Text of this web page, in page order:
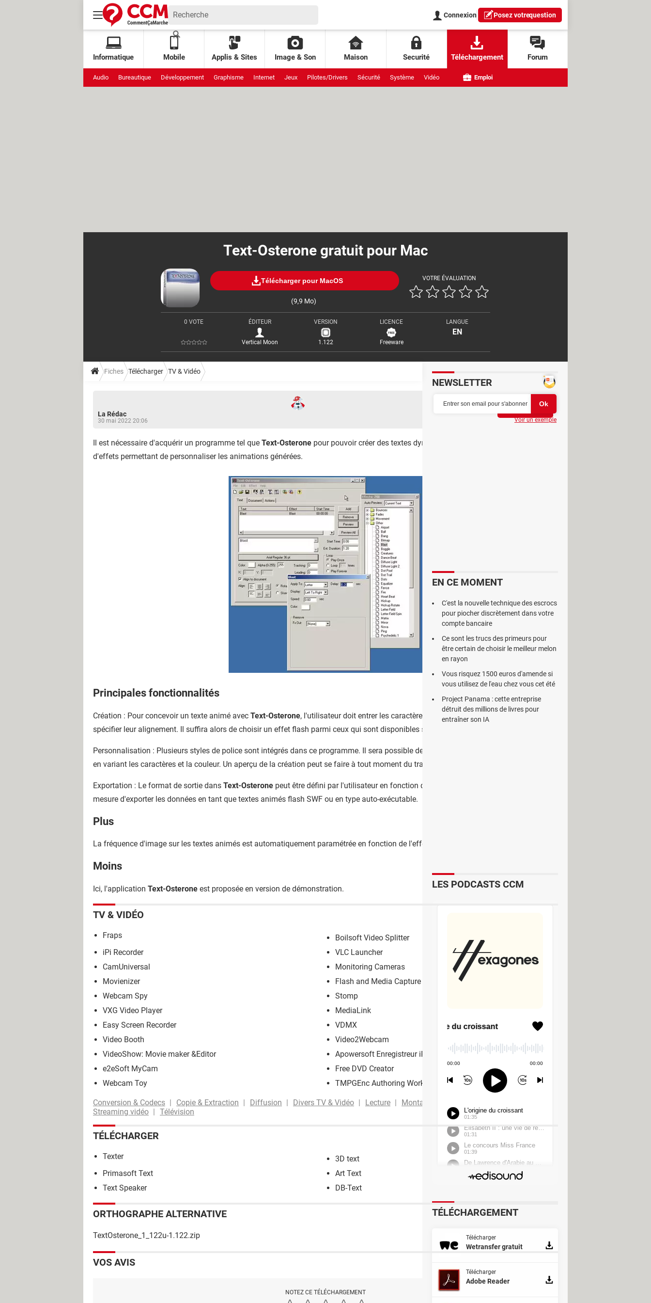
Connexion Posez votrequestion
Informatique Mobile Applis & Sites Image & Son Maison Securité Téléchargement Forum
Audio Bureautique Développement Graphisme Internet Jeux Pilotes/Drivers Sécurité Système Vidéo Emploi
Text-Osterone gratuit pour Mac
Télécharger pour MacOS
(9,9 Mo)
VOTRE ÉVALUATION
0 VOTE ÉDITEUR
Vertical Moon
VERSION
1.122
LICENCE
Freeware
LANGUE
EN
Fiches Télécharger TV & Vidéo
La Rédac
30 mai 2022 20:06
Il est nécessaire d'acquérir un programme tel que Text-Osterone pour pouvoir créer des textes dynamiques. Il contient une large gamme
d'effets permettant de personnaliser les animations générées.
Principales fonctionnalités
Création : Pour concevoir un texte animé avec Text-Osterone, l'utilisateur doit entrer les caractères désirés sur l'interface de saisie et
spécifier leur alignement. Il suffira alors de choisir un effet flash parmi ceux qui sont disponibles sur la fenêtre principale.
Personnalisation : Plusieurs styles de police sont intégrés dans ce programme. Il sera possible de créer des animations personnalisées
en variant les caractères et la couleur. Un aperçu de la création peut se faire à tout moment du traitement.
Exportation : Le format de sortie dans Text-Osterone peut être défini par l'utilisateur en fonction de ses besoins. Ce logiciel est en
mesure d'exporter les données en tant que textes animés flash SWF ou en type auto-exécutable.
Plus
La fréquence d'image sur les textes animés est automatiquement paramétrée en fonction de l'effet utilisé.
Moins
Ici, l'application Text-Osterone est proposée en version de démonstration.
TV & VIDÉO
Fraps
Boilsoft Video Splitter
iPi Recorder
VLC Launcher
CamUniversal
Monitoring Cameras
Movienizer
Flash and Media Capture
Webcam Spy
Stomp
VXG Video Player
MediaLink
Easy Screen Recorder
VDMX
Video Booth
Video2Webcam
VideoShow: Movie maker &Editor
Apowersoft Enregistreur iPhone/iPad
e2eSoft MyCam
Free DVD Creator
Webcam Toy
TMPGEnc Authoring Works 5
Conversion & Codecs Copie & Extraction Diffusion Divers TV & Vidéo Lecture Montage & Édition
Streaming vidéo
Télévision
TÉLÉCHARGER
Texter
3D text
Primasoft Text
Art Text
Text Speaker
DB-Text
ORTHOGRAPHE ALTERNATIVE
TextOsterone_1_122u-1.122.zip
VOS AVIS
NOTEZ CE TÉLÉCHARGEMENT
NEWSLETTER
Voir un exemple
EN CE MOMENT
C'est la nouvelle technique des escrocs
pour piocher discrètement dans votre
compte bancaire
Ce sont les trucs des primeurs pour
être certain de choisir le meilleur melon
en rayon
Vous risquez 1500 euros d'amende si
vous utilisez de l'eau chez vous cet été
Project Panama : cette entreprise
détruit des millions de livres pour
entraîner son IA
LES PODCASTS CCM
TÉLÉCHARGEMENT
Télécharger
Wetransfer gratuit
Télécharger
Adobe Reader